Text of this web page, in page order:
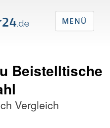
Beistelltische
Vergleich
MENÜ